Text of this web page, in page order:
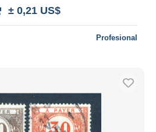
± 0,21 US$
Profesional